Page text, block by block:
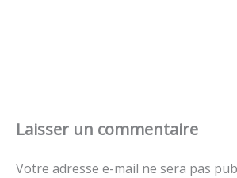
Laisser un commentaire
Votre adresse e-mail ne sera pas